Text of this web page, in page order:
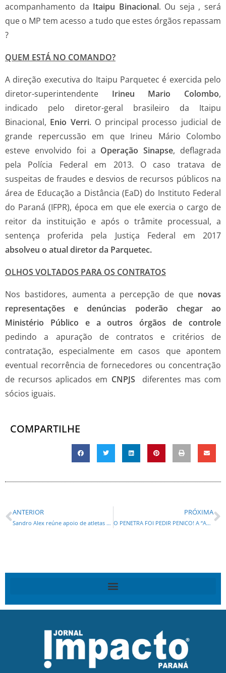
acompanhamento da Itaipu Binacional. Ou seja , será
que o MP tem acesso a tudo que estes órgãos repassam
?
QUEM ESTÁ NO COMANDO?
A direção executiva do Itaipu Parquetec é exercida pelo
diretor-superintendente Irineu Mario Colombo,
indicado pelo diretor-geral brasileiro da Itaipu
Binacional, Enio Verri. O principal processo judicial de
grande repercussão em que Irineu Mário Colombo
esteve envolvido foi a Operação Sinapse, deflagrada
pela Polícia Federal em 2013. O caso tratava de
suspeitas de fraudes e desvios de recursos públicos na
área de Educação a Distância (EaD) do Instituto Federal
do Paraná (IFPR), época em que ele exercia o cargo de
reitor da instituição e após o trâmite processual, a
sentença proferida pela Justiça Federal em 2017
absolveu o atual diretor da Parquetec.
OLHOS VOLTADOS PARA OS CONTRATOS
Nos bastidores, aumenta a percepção de que novas
representações e denúncias poderão chegar ao
Ministério Público e a outros órgãos de controle
pedindo a apuração de contratos e critérios de
contratação, especialmente em casos que apontem
eventual recorrência de fornecedores ou concentração
de recursos aplicados em CNPJS diferentes mas com
sócios iguais.
COMPARTILHE
ANTERIOR
Sandro Alex reúne apoio de atletas e federações esportivas do Paraná
PRÓXIMA
O PENETRA FOI PEDIR PENICO! A “ANÃO DIPLOMÁTICO E SUA ESBANJA” SÃO IGNORADOS POR TRUMP E ESCANTEADOS NO G7